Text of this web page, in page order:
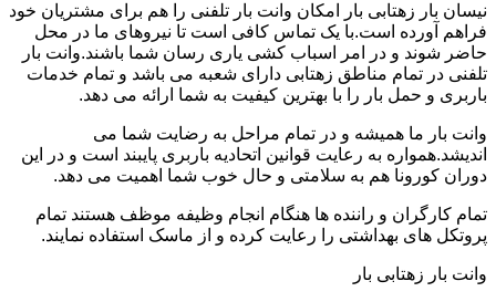
نیسان بار زهتابی بار امکان وانت بار تلفنی را هم برای مشتریان خود
فراهم آورده است.با یک تماس کافی است تا نیروهای ما در محل
حاضر شوند و در امر اسباب کشی یاری رسان شما باشند.وانت بار
تلفنی در تمام مناطق زهتابی دارای شعبه می باشد و تمام خدمات
باربری و حمل بار را با بهترین کیفیت به شما ارائه می دهد.
وانت بار ما همیشه و در تمام مراحل به رضایت شما می
اندیشد.همواره به رعایت قوانین اتحادیه باربری پایبند است و در این
دوران کورونا هم به سلامتی و حال خوب شما اهمیت می دهد.
تمام کارگران و راننده ها هنگام انجام وظیفه موظف هستند تمام
پروتکل های بهداشتی را رعایت کرده و از ماسک استفاده نمایند.
وانت بار زهتابی بار